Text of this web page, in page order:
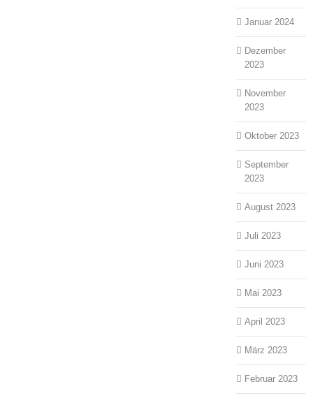
Januar 2024
Dezember
2023
November
2023
Oktober 2023
September
2023
August 2023
Juli 2023
Juni 2023
Mai 2023
April 2023
März 2023
Februar 2023